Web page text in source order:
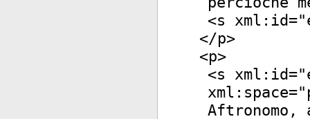
<s xml:id="
</p>
<p>
<s xml:id="
xml:space="